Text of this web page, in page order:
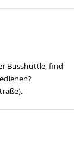
Busshuttle, find